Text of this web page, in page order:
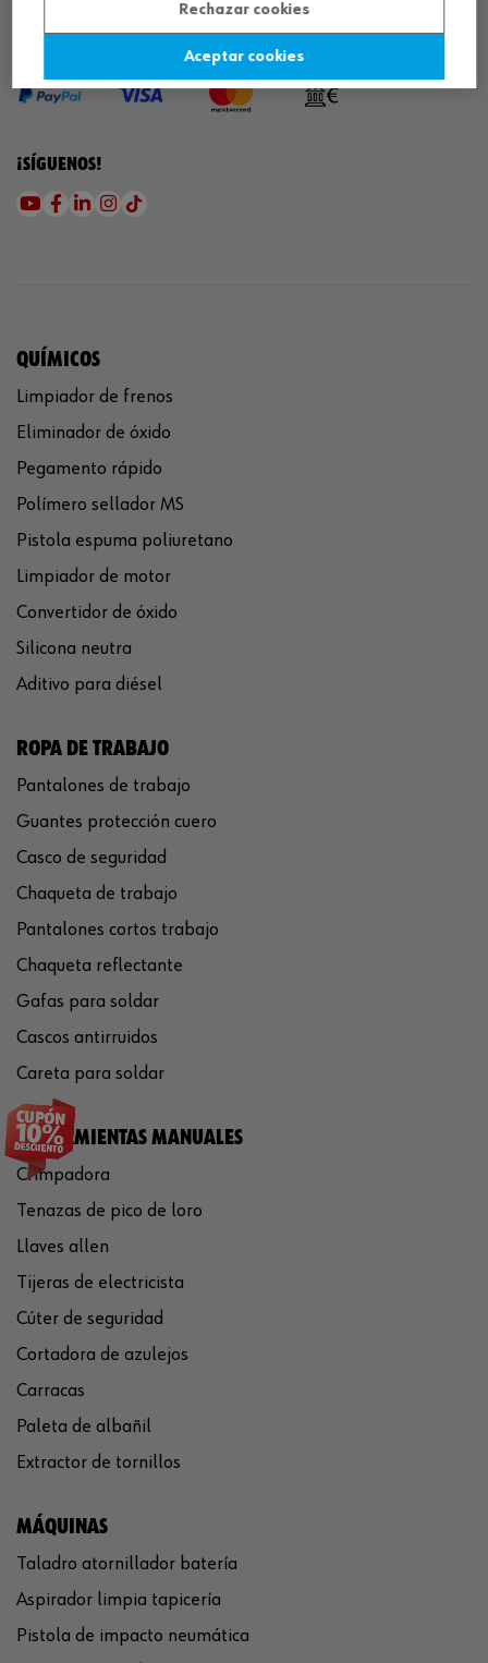
MÉTODOS DE PAGO
¡SÍGUENOS!
QUÍMICOS
Limpiador de frenos
Eliminador de óxido
Pegamento rápido
Polímero sellador MS
Pistola espuma poliuretano
Limpiador de motor
Convertidor de óxido
Silicona neutra
Aditivo para diésel
ROPA DE TRABAJO
Pantalones de trabajo
Guantes protección cuero
Casco de seguridad
Chaqueta de trabajo
Pantalones cortos trabajo
Chaqueta reflectante
Gafas para soldar
Cascos antirruidos
Careta para soldar
HERRAMIENTAS MANUALES
Crimpadora
Tenazas de pico de loro
Llaves allen
Tijeras de electricista
Cúter de seguridad
Cortadora de azulejos
Carracas
Paleta de albañil
Extractor de tornillos
MÁQUINAS
Taladro atornillador batería
Aspirador limpia tapicería
Pistola de impacto neumática
Rechazar cookies
Aceptar cookies